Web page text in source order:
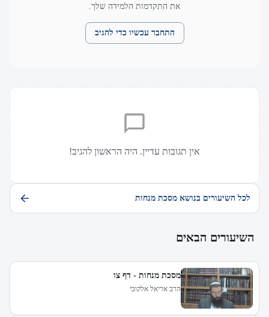
את התקדמות הלמידה שלך.
התחבר עכשיו כדי להגיב
אין תגובות עדיין. היה הראשון להגיב!
לכל השיעורים בנושא מסכת מנחות
השיעורים הבאים
מסכת מנחות - דף צו
הרב אריאל אלקובי